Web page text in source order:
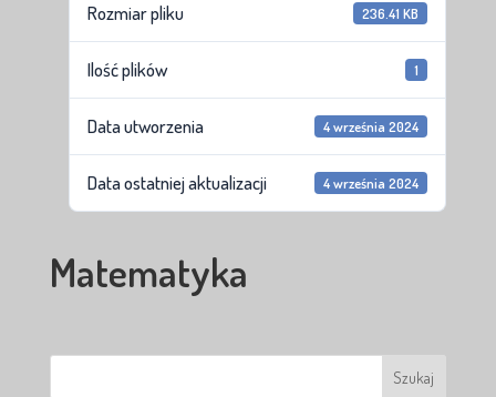
Rozmiar pliku 236.41 KB
Ilość plików 1
Data utworzenia 4 września 2024
Data ostatniej aktualizacji 4 września 2024
Matematyka